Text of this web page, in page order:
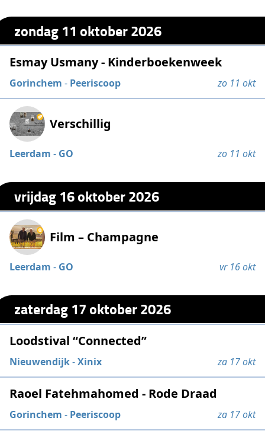
zondag 11 oktober 2026
Esmay Usmany - Kinderboekenweek
Gorinchem - Peeriscoop zo 11 okt
Verschillig
Leerdam - GO zo 11 okt
vrijdag 16 oktober 2026
Film – Champagne
Leerdam - GO vr 16 okt
zaterdag 17 oktober 2026
Loodstival “Connected”
Nieuwendijk-Xinix za 17 okt
Raoel Fatehmahomed - Rode Draad
Gorinchem - Peeriscoop za 17 okt